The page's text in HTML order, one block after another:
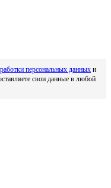
персональных данных и
свои данные в любой